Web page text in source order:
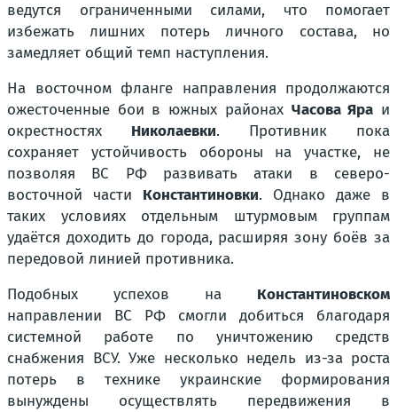
ведутся ограниченными силами, что помогает
избежать лишних потерь личного состава, но
замедляет общий темп наступления.
На восточном фланге направления продолжаются
ожесточенные бои в южных районах Часова Яра и
окрестностях Николаевки. Противник пока
сохраняет устойчивость обороны на участке, не
позволяя ВС РФ развивать атаки в северо-
восточной части Константиновки. Однако даже в
таких условиях отдельным штурмовым группам
удаётся доходить до города, расширяя зону боёв за
передовой линией противника.
Подобных успехов на Константиновском
направлении ВС РФ смогли добиться благодаря
системной работе по уничтожению средств
снабжения ВСУ. Уже несколько недель из-за роста
потерь в технике украинские формирования
вынуждены осуществлять передвижения в